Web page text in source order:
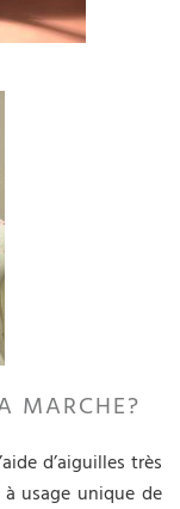
MARCHE?
d’aiguilles très
usage unique de